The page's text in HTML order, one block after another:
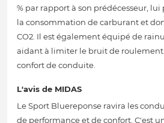
% par rapport à son prédécesseur,
la consommation de carburant et
CO2. Il est également équipé de
aidant à limiter le bruit de
confort de conduite.
L'avis de MIDAS
Le Sport Bluereponse ravira les
de performance et de confort. C'est